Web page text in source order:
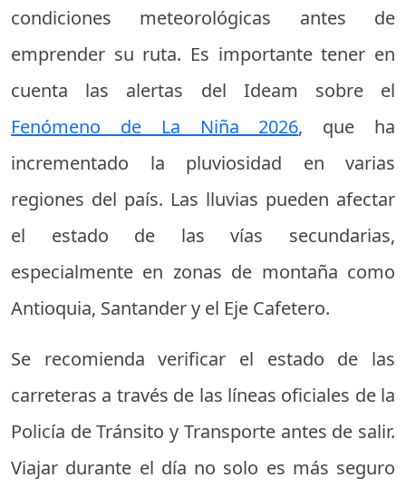
condiciones meteorológicas antes de
emprender su ruta. Es importante tener en
cuenta las alertas del Ideam sobre el
Fenómeno de La Niña 2026, que ha
incrementado la pluviosidad en varias
regiones del país. Las lluvias pueden afectar
el estado de las vías secundarias,
especialmente en zonas de montaña como
Antioquia, Santander y el Eje Cafetero.
Se recomienda verificar el estado de las
carreteras a través de las líneas oficiales de la
Policía de Tránsito y Transporte antes de salir.
Viajar durante el día no solo es más seguro